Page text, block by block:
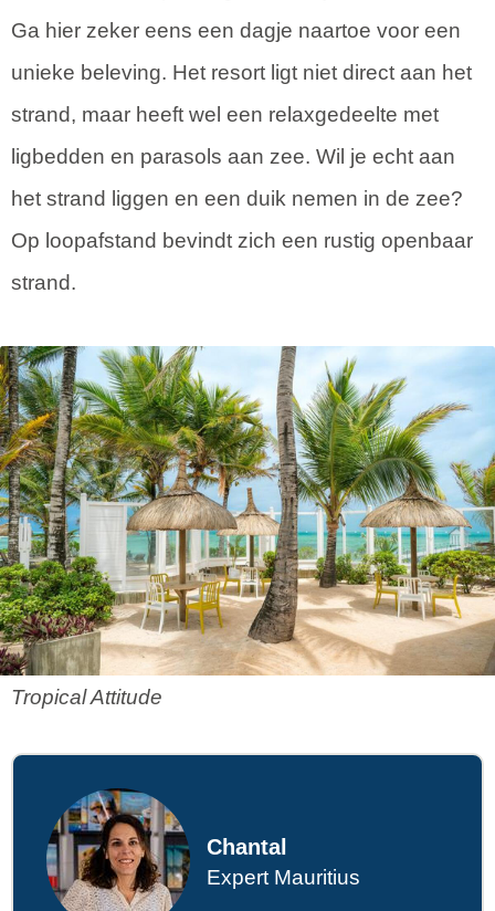
Ga hier zeker eens een dagje naartoe voor een
unieke beleving. Het resort ligt niet direct aan het
strand, maar heeft wel een relaxgedeelte met
ligbedden en parasols aan zee. Wil je echt aan
het strand liggen en een duik nemen in de zee?
Op loopafstand bevindt zich een rustig openbaar
strand.
Tropical Attitude
Chantal
Expert Mauritius